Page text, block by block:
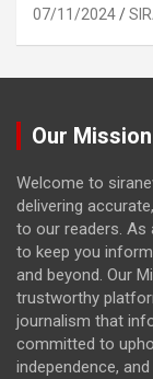
07/11/2024
Our Mission
Welcome to
delivering
to our readers. As
to keep you
and beyond. Our
trustworthy
journalism that
committed to
independence,